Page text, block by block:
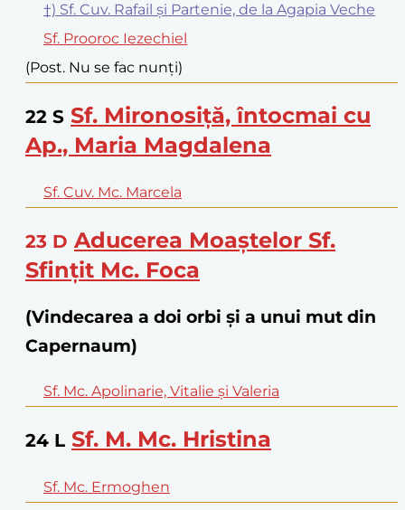
†) Sf. Cuv. Rafail și Partenie, de la Agapia Veche
Sf. Prooroc Iezechiel
(Post. Nu se fac nunți)
22 S Sf. Mironosiță, întocmai cu
Ap., Maria Magdalena
Sf. Cuv. Mc. Marcela
23 D Aducerea Moaștelor Sf.
Sfințit Mc. Foca
(Vindecarea a doi orbi și a unui mut din
Capernaum)
Sf. Mc. Apolinarie, Vitalie și Valeria
24 L Sf. M. Mc. Hristina
Sf. Mc. Ermoghen